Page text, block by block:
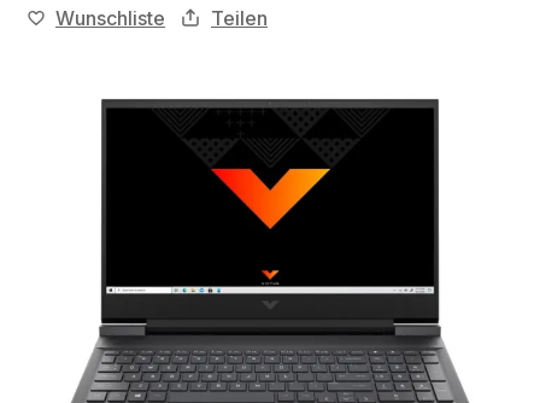
Wunschliste Teilen